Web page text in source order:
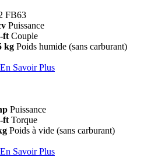
FB63
Puissance
ft Couple
kg Poids humide (sans carburant)
En Savoir Plus
Puissance
ft Torque
Poids à vide (sans carburant)
En Savoir Plus